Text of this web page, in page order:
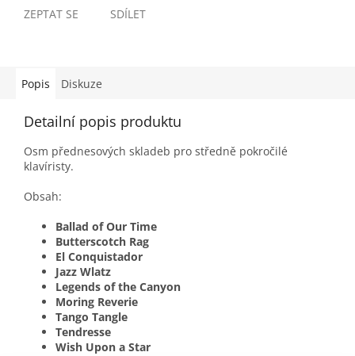
ZEPTAT SE SDÍLET
Popis Diskuze
Detailní popis produktu
Osm přednesových skladeb pro středně pokročilé
klavíristy.
Obsah:
Ballad of Our Time
Butterscotch Rag
El Conquistador
Jazz Wlatz
Legends of the Canyon
Moring Reverie
Tango Tangle
Tendresse
Wish Upon a Star